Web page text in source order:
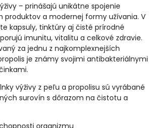
– prinášajú unikátne spojenie
produktov a modernej formy užívania. V
kapsuly, tinktúry aj čisté prírodné
imunitu, vitalitu a celkové zdravie.
za jednu z najkomplexnejších
je známy svojimi antibakteriálnymi
výživy z peľu a propolisu sú vyrábané
surovín s dôrazom na čistotu a
organizmu